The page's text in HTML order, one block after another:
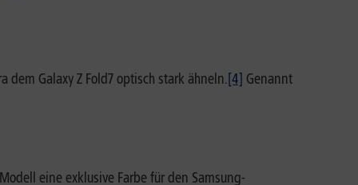
dem Galaxy Z Fold7 optisch stark ähneln.[4] Genannt
eine exklusive Farbe für den Samsung-